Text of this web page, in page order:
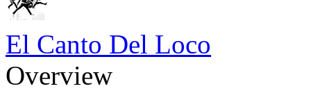
El Canto Del Loco
Overview